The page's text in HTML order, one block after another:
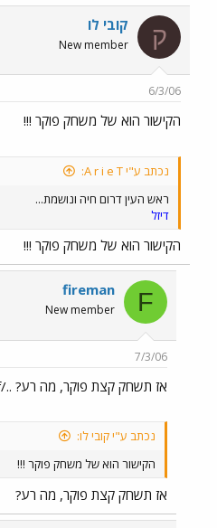
ק קובי לו
New member
6/3/06
הקישור הוא של משחק פוקר !!!
נכתב ע"י A r i e T:
ראש העין דרום חיה ונושמת...
דיזל
הקישור הוא של משחק פוקר !!!
F
fireman
New member
7/3/06
אז תשחק קצת פוקר, מה רע? ../images/Emo6.gif
נכתב ע"י קובי לו:
הקישור הוא של משחק פוקר !!!
אז תשחק קצת פוקר, מה רע?